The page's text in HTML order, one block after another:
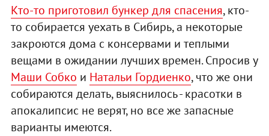
Кто-то приготовил бункер для спасения, кто-
то собирается уехать в Сибирь, а некоторые
закроются дома с консервами и теплыми
вещами в ожидании лучших времен. Спросив у
Маши Собко и Натальи Гордиенко, что же они
собираются делать, выяснилось - красотки в
апокалипсис не верят, но все же запасные
варианты имеются.